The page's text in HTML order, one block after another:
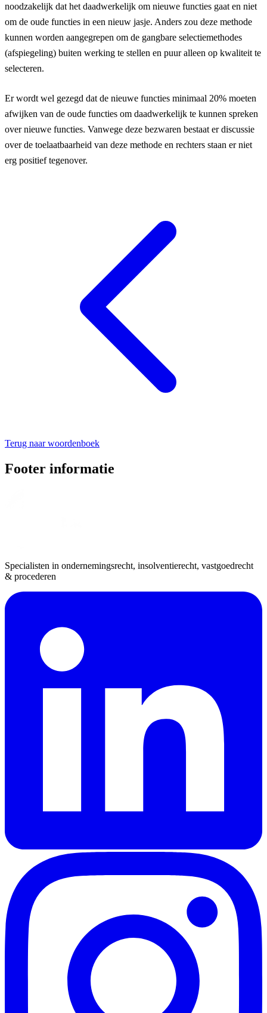
noodzakelijk dat het daadwerkelijk om nieuwe functies gaat en niet
om de oude functies in een nieuw jasje. Anders zou deze methode
kunnen worden aangegrepen om de gangbare selectiemethodes
(afspiegeling) buiten werking te stellen en puur alleen op kwaliteit te
selecteren.
Er wordt wel gezegd dat de nieuwe functies minimaal 20% moeten
afwijken van de oude functies om daadwerkelijk te kunnen spreken
over nieuwe functies. Vanwege deze bezwaren bestaat er discussie
over de toelaatbaarheid van deze methode en rechters staan er niet
erg positief tegenover.
Terug naar woordenboek
Footer informatie
Specialisten in ondernemingsrecht, insolventierecht, vastgoedrecht
& procederen